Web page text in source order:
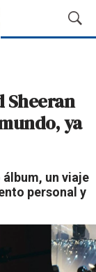
M
o
a
r
B
q
u
e
a
Sheeran
ya
álbum, un viaje
personal y